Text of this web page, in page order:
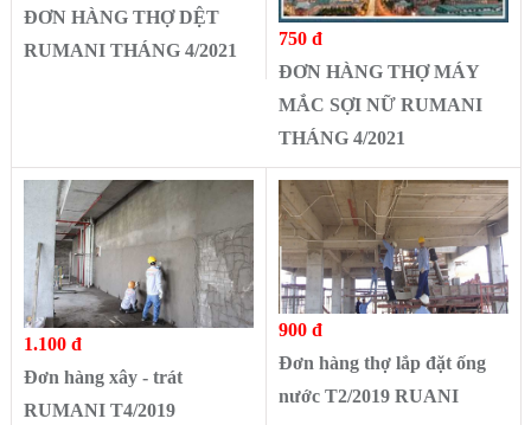
ĐƠN HÀNG THỢ DỆT
RUMANI THÁNG 4/2021
750 đ
ĐƠN HÀNG THỢ MÁY
MẮC SỢI NỮ RUMANI
THÁNG 4/2021
1.100 đ
Đơn hàng xây - trát
RUMANI T4/2019
900 đ
Đơn hàng thợ lắp đặt ống
nước T2/2019 RUANI